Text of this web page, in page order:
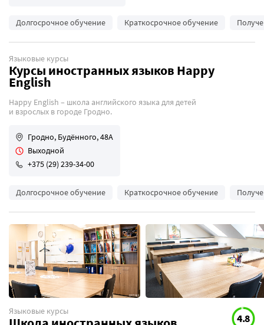
Долгосрочное обучение Краткосрочное обучение
Языковые курсы
Курсы иностранных языков Happy
English
Happy English – школа английского языка для детей
и взрослых в городе Гродно.
Гродно, Будённого, 48А
Выходной
+375 (29) 239-34-00
Долгосрочное обучение Краткосрочное обучение
4.8
Языковые курсы